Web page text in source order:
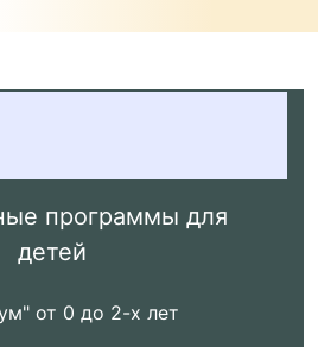
программы для
детей
от 0 до 2-х лет